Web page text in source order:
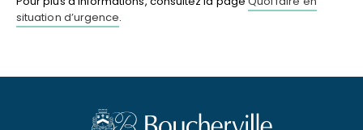
situation d’urgence.